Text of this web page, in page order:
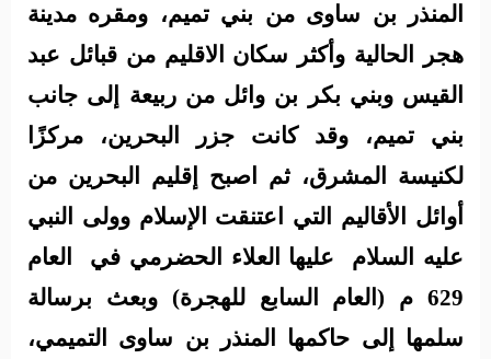
المنذر بن ساوى من بني تميم، ومقره مدينة
هجر الحالية وأكثر سكان الاقليم من قبائل عبد
القيس وبني بكر بن وائل من ربيعة إلى جانب
بني تميم، وقد كانت جزر البحرين، مركزًا
لكنيسة المشرق، ثم اصبح إقليم البحرين من
أوائل الأقاليم التي اعتنقت الإسلام وولى النبي
عليه السلام
عليها العلاء الحضرمي في
العام
629 م (العام السابع للهجرة) وبعث برسالة
سلمها إلى حاكمها المنذر بن ساوى التميمي،